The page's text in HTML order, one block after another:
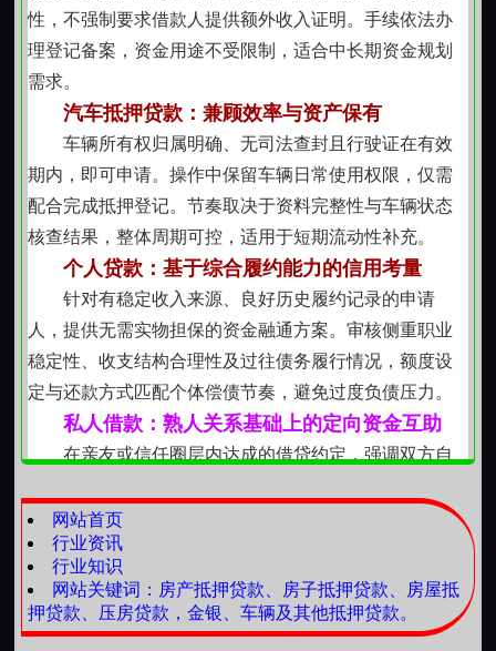
小额资金需求的及时响应机制
面对临时性、小额度的资金缺口，如设备维修、货
款垫付或季节性备货等，可匹配相应体量的短期支持。
额度设定与用途指向紧密关联，避免资金挪用风险；还
款节奏根据实际回款周期设计，减少周转压力。该类服
务强调务实高效，以解决具体问题为导向，不追求规模
扩张或复杂结构。
多维度风控下的稳健服务逻辑
每一笔资金安排均建立在实地核实、交叉验证与动
态跟踪基础之上。车辆查验涵盖行驶证、登记证、保险
单一致性比对；房产核查包括产权状态、抵押历史及物
理现状勘察；信用类评估则结合工作单位走访、邻里访
谈及水电缴费记录等多源信息。这种审慎态度保障了服
务可持续性，也提升了双方合作信任度。
所有操作严格遵循民法典及相关司法解释，在合法
质是协助有真实基础的借款人提升资金使用效率，而非
制造债务负担。每项方案均需经双方充分沟通后确认，
确保理解一致、执行有序、结果可预期。
性，不强制要求借款人提供额外收入证明。手续依法办
理登记备案，资金用途不受限制，适合中长期资金规划
需求。
汽车抵押贷款：兼顾效率与资产保有
车辆所有权归属明确、无司法查封且行驶证在有效
期内，即可申请。操作中保留车辆日常使用权限，仅需
配合完成抵押登记。节奏取决于资料完整性与车辆状态
核查结果，整体周期可控，适用于短期流动性补充。
个人贷款：基于综合履约能力的信用考量
针对有稳定收入来源、良好历史履约记录的申请
人，提供无需实物担保的资金融通方案。审核侧重职业
稳定性、收支结构合理性及过往债务履行情况，额度设
定与还款方式匹配个体偿债节奏，避免过度负债压力。
私人借款：熟人关系基础上的定向资金互助
在亲友或信任圈层内达成的借贷约定，强调双方自
限、还款方式及违约责任，保障彼此权益，降低后续理
解偏差可能带来的摩擦。
民间贷款：市场化运作中的合规资金渠道
由具备相应资质的自然人或组织提供，利率水平受
市场供需与资金成本影响，但严格遵循法定上限规定。
网站首页
行业资讯
行业知识
网站关键词：房产抵押贷款、房子抵押贷款、房屋抵
押贷款、压房贷款，金银、车辆及其他抵押贷款。